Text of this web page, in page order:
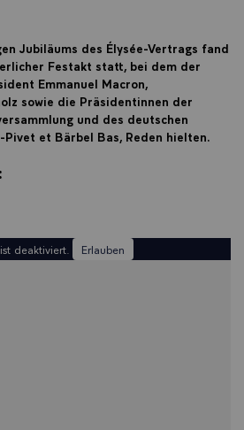
Jubiläums des Élysée-Vertrags fand
Festakt statt, bei dem der
Emmanuel Macron,
sowie die Präsidentinnen der
und des deutschen
et Bärbel Bas, Reden hielten.
deaktiviert. Erlauben